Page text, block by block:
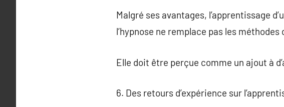
Malgré ses avantages, l’apprentissage
l’hypnose ne remplace pas les
Elle doit être perçue comme un ajout à
6. Des retours d’expérience sur